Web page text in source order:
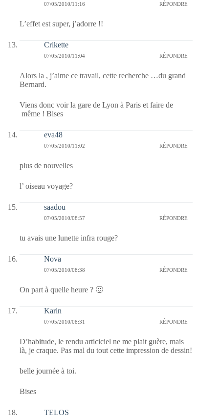
07/05/2010/11:16 RÉPONDRE
L’effet est super, j’adorre !!
Crikette
07/05/2010/11:04 RÉPONDRE
Alors la , j’aime ce travail, cette recherche …du grand
Bernard.
Viens donc voir la gare de Lyon à Paris et faire de
même ! Bises
eva48
07/05/2010/11:02 RÉPONDRE
plus de nouvelles
l’ oiseau voyage?
saadou
07/05/2010/08:57 RÉPONDRE
tu avais une lunette infra rouge?
Nova
07/05/2010/08:38 RÉPONDRE
On part à quelle heure ? 🙂
Karin
07/05/2010/08:31 RÉPONDRE
D’habitude, le rendu articiciel ne me plait guère, mais
là, je craque. Pas mal du tout cette impression de dessin!
belle journée à toi.
Bises
TELOS